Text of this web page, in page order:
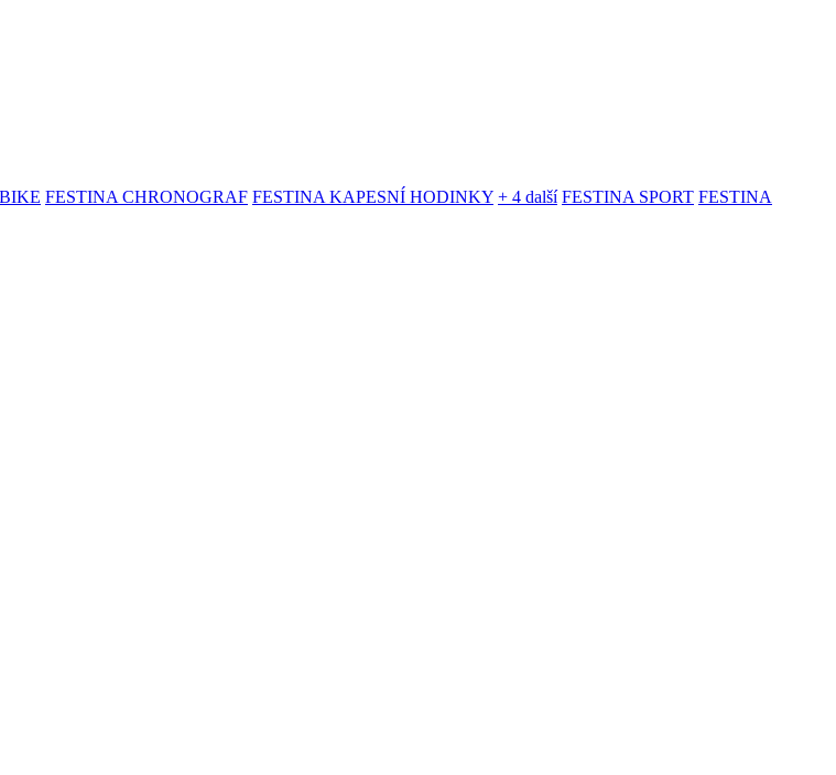
FESTINA CHRONOGRAF FESTINA KAPESNÍ HODINKY + 4 další FESTINA SPORT FESTINA